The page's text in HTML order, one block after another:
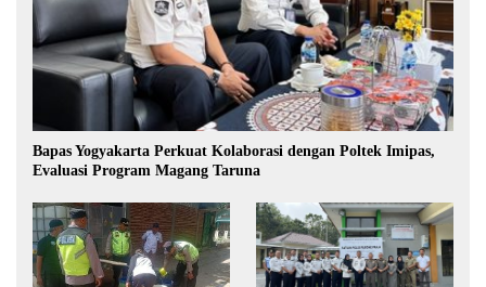
Bapas Yogyakarta Perkuat Kolaborasi dengan Poltek Imipas,
Evaluasi Program Magang Taruna